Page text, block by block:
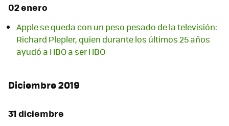
02 enero
Apple se queda con un peso pesado de la televisión:
Richard Plepler, quien durante los últimos 25 años
ayudó a HBO a ser HBO
Diciembre 2019
31 diciembre